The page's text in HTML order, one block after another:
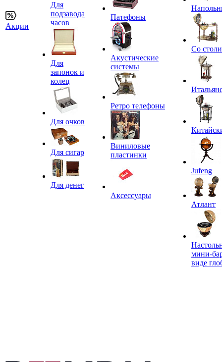
Акции
Для
подзавода
часов
Для
запонок и
колец
Для очков
Для сигар
Для денег
Патефоны
Акустические
системы
Ретро телефоны
Виниловые
пластинки
Аксессуары
Со
Jufeng
Атлант
мини-
виде